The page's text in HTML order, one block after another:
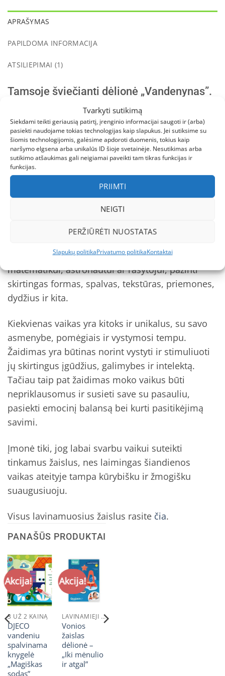
Tvarkyti sutikimą
Siekdami teikti geriausią patirtį, įrenginio informacijai saugoti ir (arba)
pasiekti naudojame tokias technologijas kaip slapukus. Jei sutiksime su
šiomis technologijomis, galėsime apdoroti duomenis, tokius kaip
naršymo elgsena arba unikalūs ID šioje svetainėje. Nesutikimas arba
sutikimo atšaukimas gali neigiamai paveikti tam tikras funkcijas ir
funkcijas.
PRIIMTI
NEIGTI
PERŽIŪRĖTI NUOSTATAS
Slapukų politikaPrivatumo politikaKontaktai
APRAŠYMAS
PAPILDOMA INFORMACIJA
ATSILIEPIMAI (1)
Tamsoje šviečianti dėlionė „Vandenynas”.
– Apli Kids.
Amžius tinkami žaislai, skirti mokytis, žaisti ir
tyrinėti.
APLI KIDS ŽAISLAI
Ženkite į pasaulį, kuriame viskas įmanoma. Į
pasaulį, kupiną spalvų ir kūrybiškumo. Tas
pasaulis yra APLI, įmonė, kurios tikslas yra
suteikti vaikams galimybę mokytis žaidžiant jų
APLI KIDS leidžia pasireikšti vidiniam menininkui,
matematikui, astronautui ar rašytojui, pažinti
skirtingas formas, spalvas, tekstūras, priemones,
dydžius ir kita.
Kiekvienas vaikas yra kitoks ir unikalus, su savo
asmenybe, pomėgiais ir vystymosi tempu.
Žaidimas yra būtinas norint vystyti ir stimuliuoti
jų skirtingus įgūdžius, galimybes ir intelektą.
Tačiau taip pat žaidimas moko vaikus būti
nepriklausomus ir susieti save su pasauliu,
pasiekti emocinį balansą bei kurti pasitikėjimą
savimi.
Įmonė tiki, jog labai svarbu vaikui suteikti
tinkamus žaislus, nes laimingas šiandienos
vaikas ateityje tampa kūrybišku ir žmogišku
suaugusiuoju.
Visus lavinamuosius žaislus rasite čia.
PANAŠŪS PRODUKTAI
Akcija!
3 UŽ 2 KAINĄ
DJECO
vandeniu
spalvinama
knygelė
„Magiškas
sodas”
Akcija!
LAVINAMIEJI ŽAISLAI
Vonios
žaislas
dėlionė –
„Iki mėnulio
ir atgal”